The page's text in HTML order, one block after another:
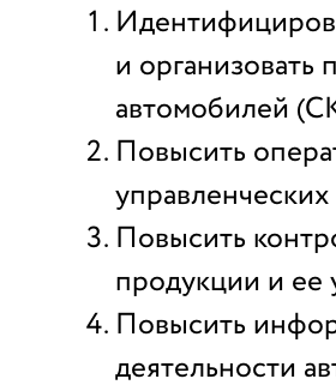
и организовать
автомобилей
Повысить
Повысить
продукции и ее
Повысить
деятельности